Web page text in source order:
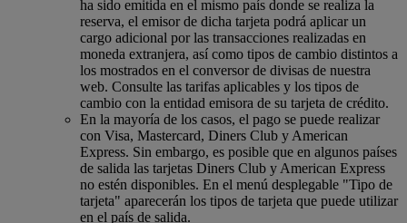
ha sido emitida en el mismo país donde se realiza la
reserva, el emisor de dicha tarjeta podrá aplicar un
cargo adicional por las transacciones realizadas en
moneda extranjera, así como tipos de cambio distintos a
los mostrados en el conversor de divisas de nuestra
web. Consulte las tarifas aplicables y los tipos de
cambio con la entidad emisora de su tarjeta de crédito.
En la mayoría de los casos, el pago se puede realizar
con Visa, Mastercard, Diners Club y American
Express. Sin embargo, es posible que en algunos países
de salida las tarjetas Diners Club y American Express
no estén disponibles. En el menú desplegable "Tipo de
tarjeta" aparecerán los tipos de tarjeta que puede utilizar
en el país de salida.